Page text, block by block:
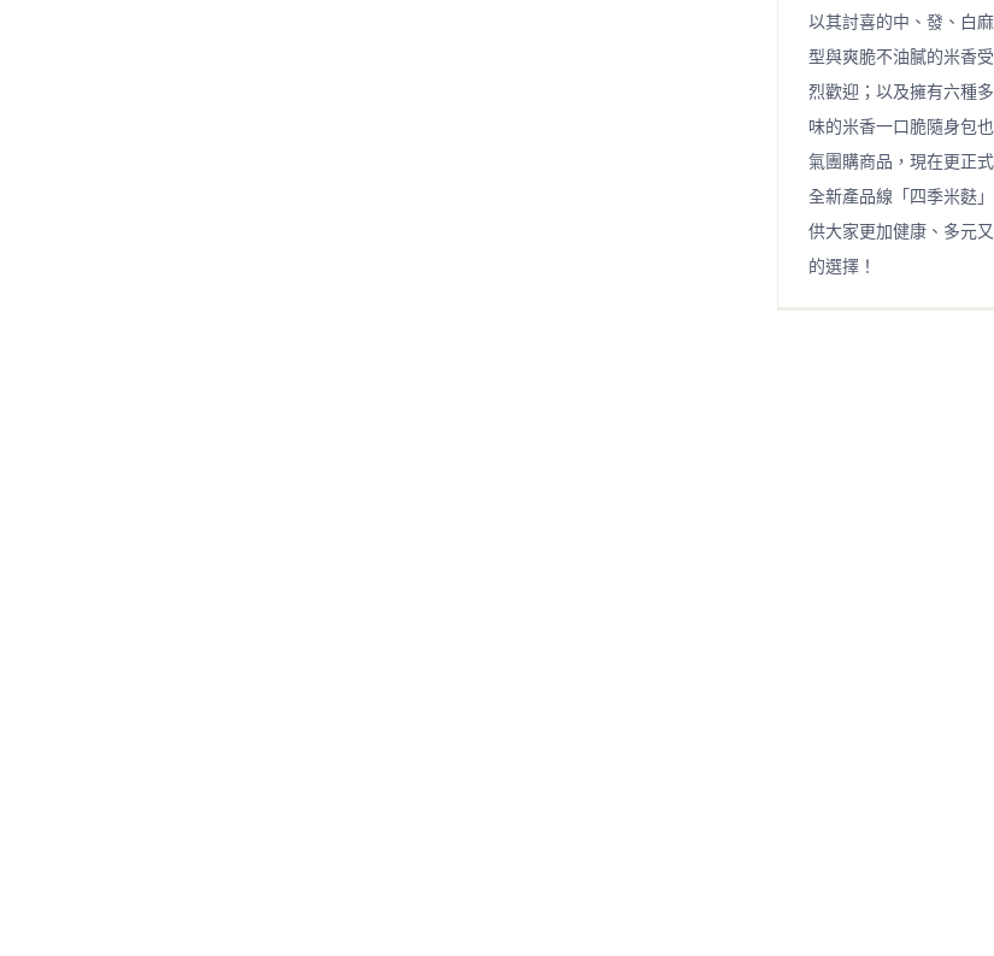
以其討喜的中、發、白
型與爽脆不油膩的米香
烈歡迎；以及擁有六種
味的米香一口脆隨身包
氣團購商品，現在更正
全新產品線「四季米麩
供大家更加健康、多元
的選擇！